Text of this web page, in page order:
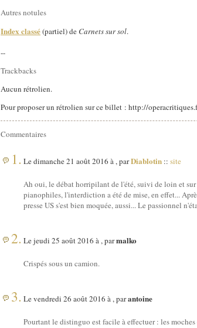
Autres notules
Index classé(partiel) de Carnets sur sol.
--
Trackbacks
Aucun rétrolien.
Pour proposer un rétrolien sur ce billet : http://
Commentaires
1. Le dimanche 21 août 2016 à , parDiablotin ::site
Ah oui, le débat horripilant de l'été, suivi de loin et
pianophiles, l'interdiction a été de mise, en effet...
presse US s'est bien moquée, aussi... Le passionnel
2. Le jeudi 25 août 2016 à , parmalko
Crispés sous un camion.
3. Le vendredi 26 août 2016 à , parantoine
Pourtant le distinguo est facile à effectuer : les